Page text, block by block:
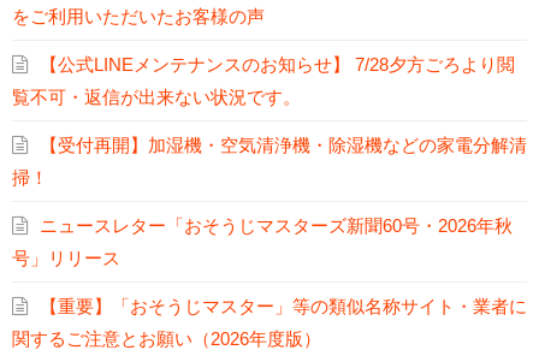
をご利用いただいたお客様の声
【公式LINEメンテナンスのお知らせ】 7/28夕方ごろより閲
覧不可・返信が出来ない状況です。
【受付再開】加湿機・空気清浄機・除湿機などの家電分解清
掃！
ニュースレター「おそうじマスターズ新聞60号・2026年秋
号」リリース
【重要】「おそうじマスター」等の類似名称サイト・業者に
関するご注意とお願い（2026年度版）